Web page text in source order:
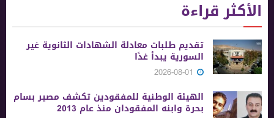
الأكثر قراءة
تقديم طلبات معادلة الشهادات الثانوية ‏غير
السورية يبدأ غدًا
الهيئة الوطنية للمفقودين تكشف مصير بسام
بحرة وابنه المفقودان منذ عام 2013